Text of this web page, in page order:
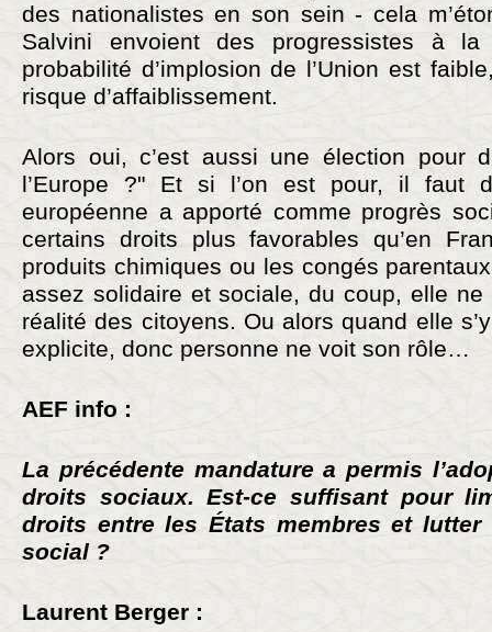
des nationalistes en son sein - cela
Salvini envoient des progressistes à
probabilité d’implosion de l’Union est
risque d’affaiblissement.
Alors oui, c’est aussi une élection pour
l’Europe ?" Et si l’on est pour, il faut
européenne a apporté comme progrès
certains droits plus favorables qu’en
produits chimiques ou les congés
assez solidaire et sociale, du coup, elle ne
réalité des citoyens. Ou alors quand elle
explicite, donc personne ne voit son rôle…
AEF info :
La précédente mandature a permis
droits sociaux. Est-ce suffisant pour
droits entre les États membres et lutter
social ?
Laurent Berger :